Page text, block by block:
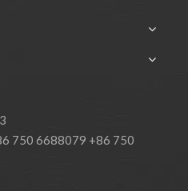
750 6688079 +86 750